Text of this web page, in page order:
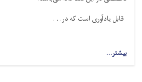
قابل یادآوری است که در. . .
بیشتر...
در